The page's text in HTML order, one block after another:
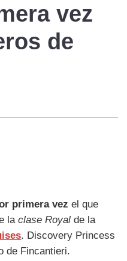
vez
de
primera vez el que
laclase Royal de la
. Discovery Princess
de Fincantieri.